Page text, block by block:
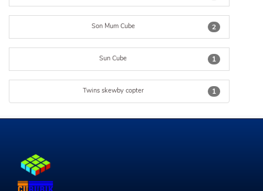
2
Son Mum Cube
1
Sun Cube
1
Twins skewby copter